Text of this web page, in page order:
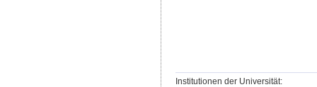
Institutionen der Universität: